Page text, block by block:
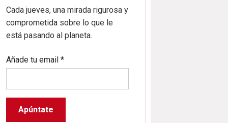
Cada jueves, una mirada rigurosa y
comprometida sobre lo que le
está pasando al planeta.
Añade tu email*